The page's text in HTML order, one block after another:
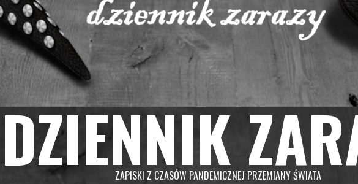
DZIENNIK
ZAPISKI Z CZASÓW PANDEMICZNEJ PRZEMIANY ŚWIATA